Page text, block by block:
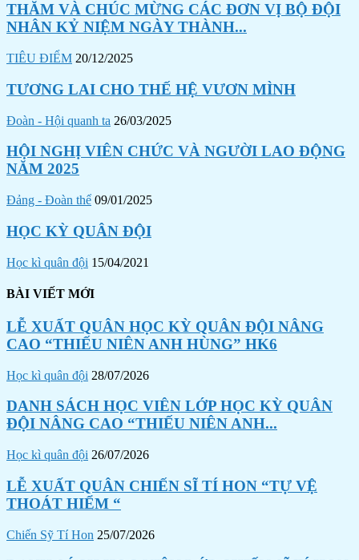
THĂM VÀ CHÚC MỪNG CÁC ĐƠN VỊ BỘ ĐỘI
NHÂN KỶ NIỆM NGÀY THÀNH...
TIÊU ĐIỂM 20/12/2025
TƯƠNG LAI CHO THẾ HỆ VƯƠN MÌNH
Đoàn - Hội quanh ta 26/03/2025
HỘI NGHỊ VIÊN CHỨC VÀ NGƯỜI LAO ĐỘNG
NĂM 2025
Đảng - Đoàn thể 09/01/2025
HỌC KỲ QUÂN ĐỘI
Học kì quân đội 15/04/2021
BÀI VIẾT MỚI
LỄ XUẤT QUÂN HỌC KỲ QUÂN ĐỘI NÂNG
CAO “THIẾU NIÊN ANH HÙNG” HK6
Học kì quân đội 28/07/2026
DANH SÁCH HỌC VIÊN LỚP HỌC KỲ QUÂN
ĐỘI NÂNG CAO “THIẾU NIÊN ANH...
Học kì quân đội 26/07/2026
LỄ XUẤT QUÂN CHIẾN SĨ TÍ HON “TỰ VỆ
THOÁT HIỂM “
Chiến Sỹ Tí Hon 25/07/2026